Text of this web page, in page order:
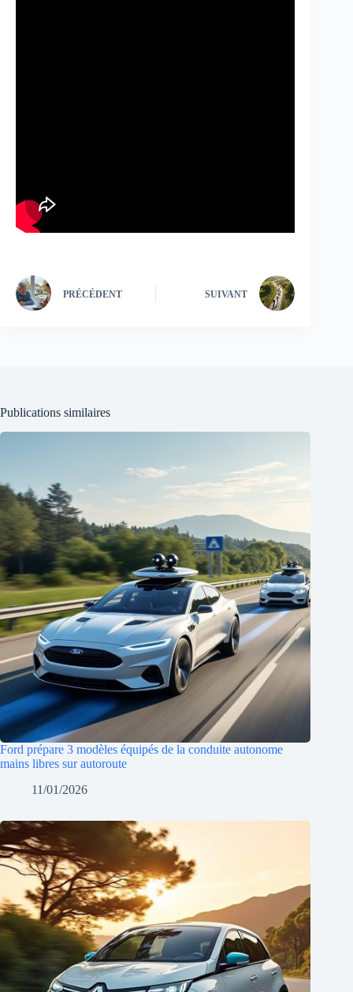
PRÉCÉDENT SUIVANT
Publications similaires
Ford prépare 3 modèles équipés de la conduite autonome
mains libres sur autoroute
11/01/2026